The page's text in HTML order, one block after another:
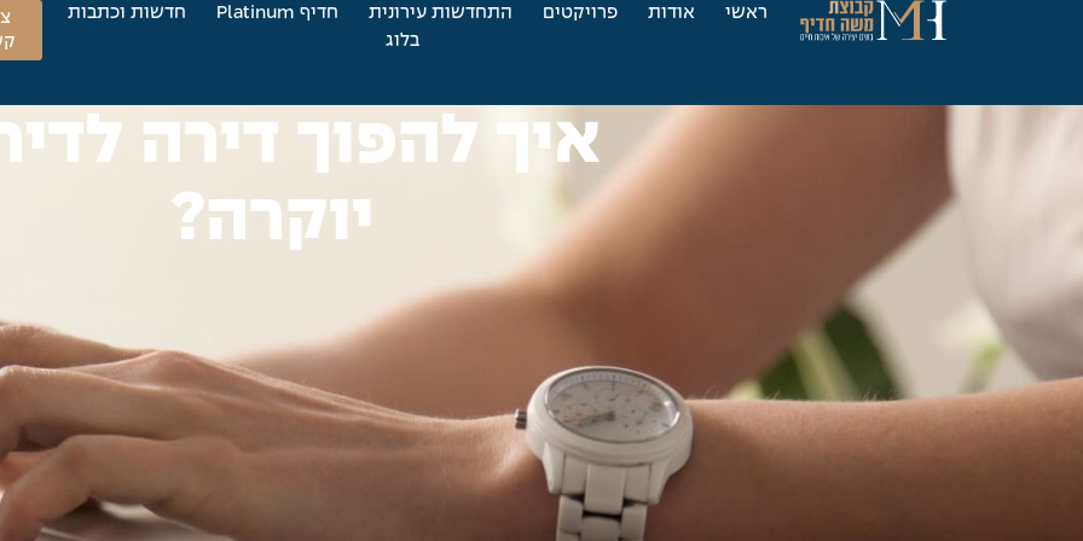
ראשי אודות פרויקטים התחדשות עירונית חדיף Platinum
חדשות וכתבות
בלוג
איך להפוך דירה
יוקרה?